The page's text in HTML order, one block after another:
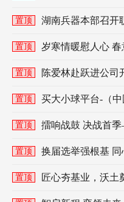
置顶
湖南兵器本部召开
质量发展新篇章
置顶
岁寒情暖慰人心
置顶
陈爱林赴跃进公司
置顶
买大小球平台-（
利召开
置顶
擂响战鼓 决战首
置顶
换届选举强根基
（职工）代表大会
置顶
匠心夯基业，沃